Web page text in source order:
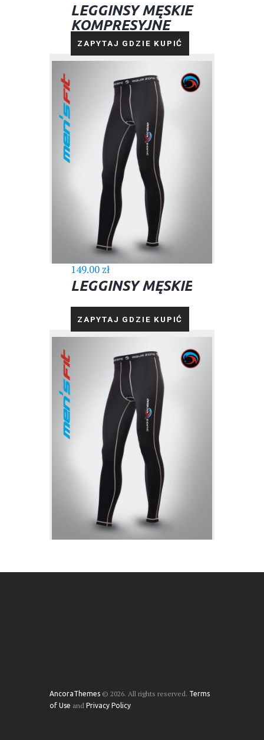
LEGGINSY MĘSKIE
KOMPRESYJNE
ZAPYTAJ GDZIE KUPIĆ
LEGGINSY MĘSKIE
149.00 zł
ZAPYTAJ GDZIE KUPIĆ
AncoraThemes © 2026. All rights reserved. Terms
of Use and Privacy Policy